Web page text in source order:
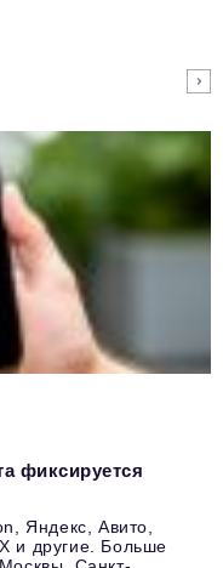
фиксируется
Яндекс, Авито,
и другие. Больше